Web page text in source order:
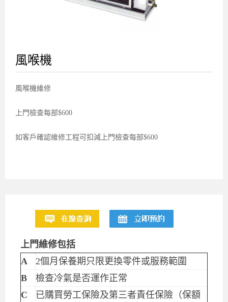
風喉機
風喉機維修
上門檢查每部$600
如客戶確認維修工程可扣減上門檢查每部$600
上門維修包括
A
2個月保養期只限更換零件或服務範圍
B
檢查冷氣是否運作正常
C
已購買勞工保險及第三者責任保險（保額